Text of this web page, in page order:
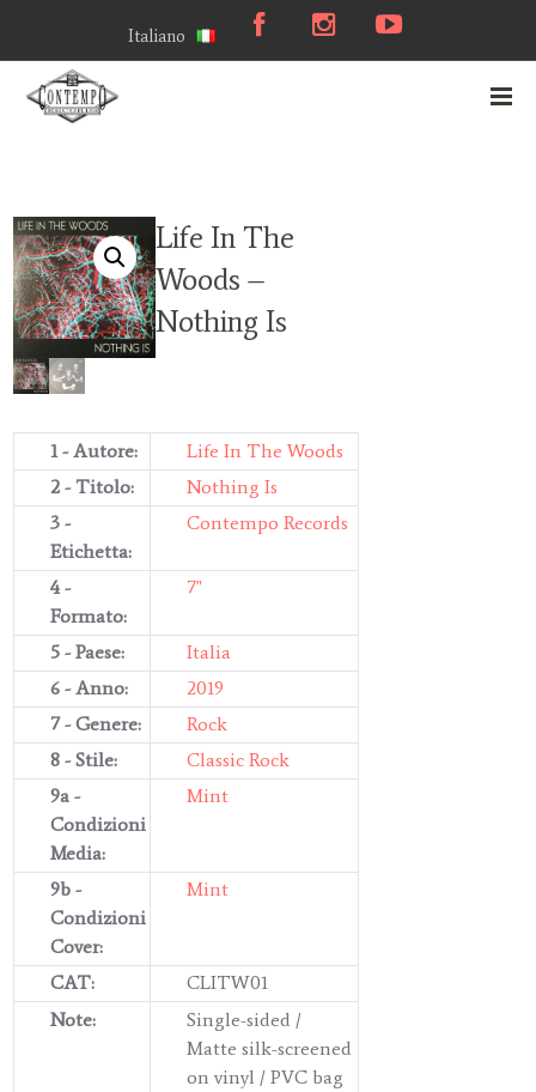
Italiano
Life In The
Woods –
Nothing Is
1 - Autore:
Life In The Woods
2 - Titolo:
Nothing Is
3 -
Etichetta:
Contempo Records
4 -
Formato:
7"
5 - Paese:
Italia
6 - Anno:
2019
7 - Genere:
Rock
8 - Stile:
Classic Rock
9a -
Condizioni
Media:
Mint
9b -
Condizioni
Cover:
Mint
CAT:
CLITW01
Note:
Single-sided /
Matte silk-screened
on vinyl / PVC bag